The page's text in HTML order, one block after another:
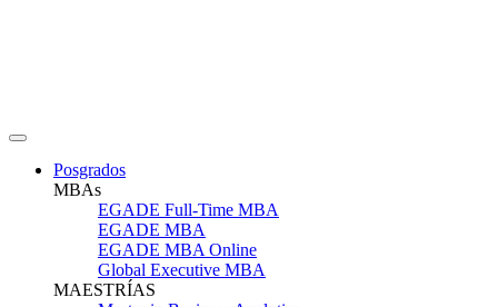
Posgrados
MBAs
EGADE Full-Time MBA
EGADE MBA
EGADE MBA Online
Global Executive MBA
MAESTRÍAS